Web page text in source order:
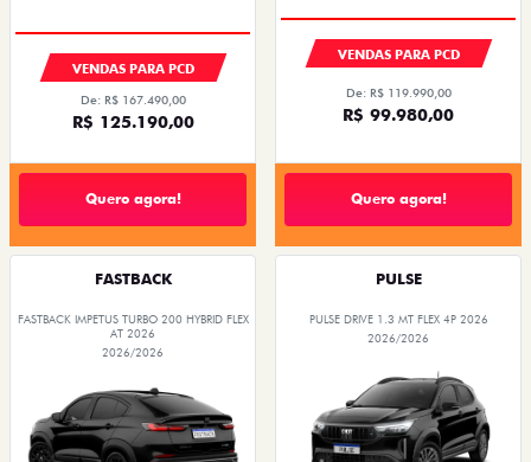
VENDAS PARA PCD
De: R$ 167.490,00
R$ 125.190,00
Quero agora!
VENDAS PARA PCD
De: R$ 119.990,00
R$ 99.980,00
Quero agora!
FASTBACK
FASTBACK IMPETUS TURBO 200 HYBRID FLEX
AT 2026
2026/2026
PULSE
PULSE DRIVE 1.3 MT FLEX 4P 2026
2026/2026